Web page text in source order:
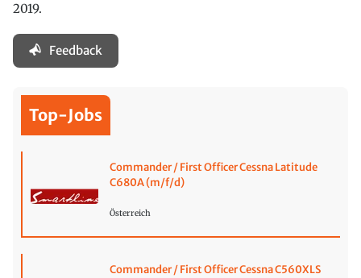
2019.
Feedback
Top-Jobs
Commander / First Officer Cessna Latitude
C680A (m/f/d)
Österreich
Commander / First Officer Cessna C560XLS